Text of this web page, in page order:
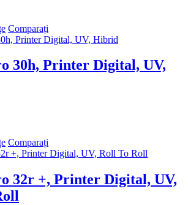
Comparați
30h, Printer Digital, UV,
Comparați
32r +, Printer Digital, UV,